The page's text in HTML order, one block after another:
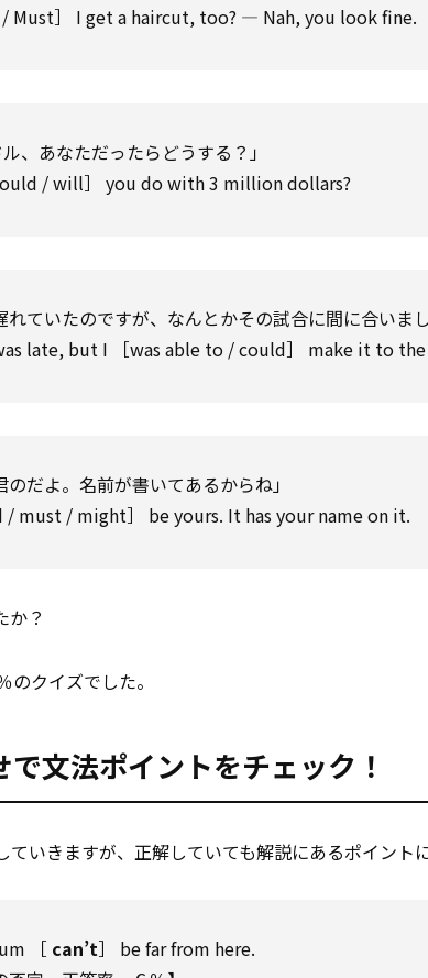
/ Must］ I get a haircut, too? — Nah, you look fine.
ル、あなただったらどうする？」
/ will］ you do with 3 million dollars?
れていたのですが、なんとかその試合に間に合いまし
late, but I ［was able to / could］ make it to the
のだよ。名前が書いてあるからね」
must / might］ be yours. It has your name on it.
か？
のクイズでした。
で文法ポイントをチェック！
ていきますが、正解していても解説にあるポイント
［ can’t］ be far from here.